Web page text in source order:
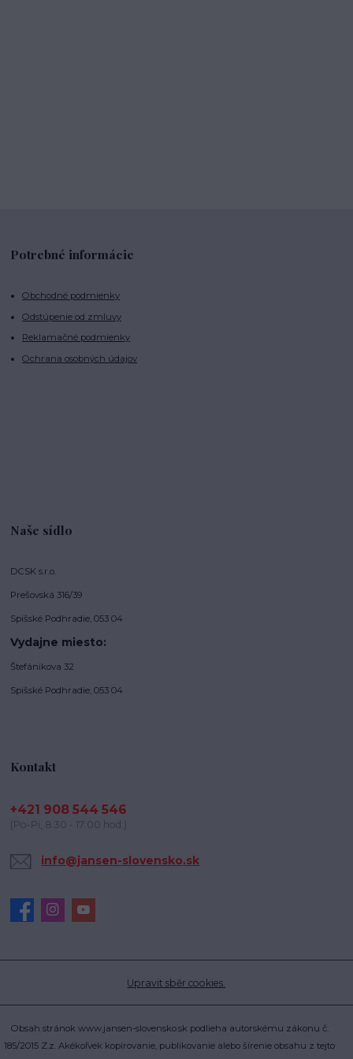
Potrebné informácie
Obchodné podmienky
Odstúpenie od zmluvy
Reklamačné podmienky
Ochrana osobných údajov
Naše sídlo
DCSK s.r.o.
Prešovská 316/39
Spišské Podhradie, 053 04
Vydajne miesto:
Štefánikova 32
Spišské Podhradie, 053 04
Kontakt
+421 908 544 546
(Po-Pi, 8:30 - 17:00 hod.)
info@jansen-slovensko.sk
Upravit sběr cookies.
Obsah stránok www.jansen-slovensko.sk podlieha autorskému zákonu č.
185/2015 Z.z. Akékoľvek kopírovanie, publikovanie alebo šírenie obsahu z tejto